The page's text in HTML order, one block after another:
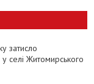
затисло
селі Житомирського